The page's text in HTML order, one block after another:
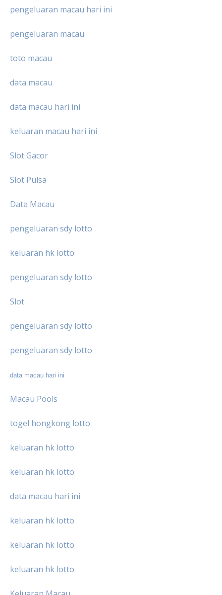
pengeluaran macau hari ini
pengeluaran macau
toto macau
data macau
data macau hari ini
keluaran macau hari ini
Slot Gacor
Slot Pulsa
Data Macau
pengeluaran sdy lotto
keluaran hk lotto
pengeluaran sdy lotto
Slot
pengeluaran sdy lotto
pengeluaran sdy lotto
data macau hari ini
Macau Pools
togel hongkong lotto
keluaran hk lotto
keluaran hk lotto
data macau hari ini
keluaran hk lotto
keluaran hk lotto
keluaran hk lotto